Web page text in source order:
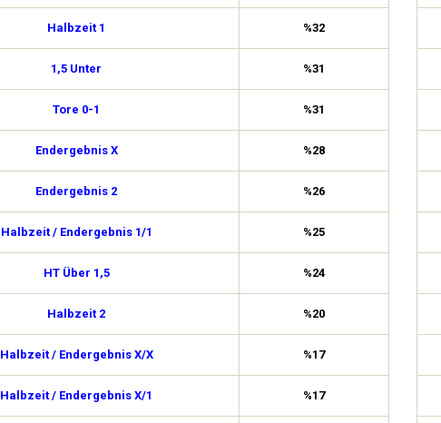
Halbzeit 1 %32
1,5 Unter %31
Tore 0-1 %31
Endergebnis X %28
Endergebnis 2 %26
Halbzeit / Endergebnis 1/1 %25
HT Über 1,5 %24
Halbzeit 2 %20
Halbzeit / Endergebnis X/X %17
Halbzeit / Endergebnis X/1 %17